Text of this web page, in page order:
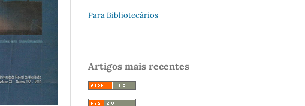
Para Bibliotecários
Artigos mais recentes